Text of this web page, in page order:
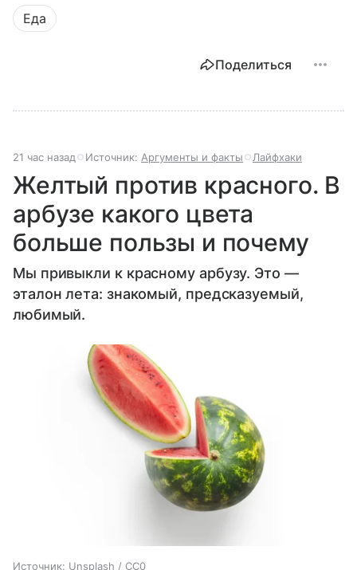
Еда
Поделиться
21 час назад Источник: Аргументы и факты Лайфхаки
Желтый против красного. В
арбузе какого цвета
больше пользы и почему
Мы привыкли к красному арбузу. Это —
эталон лета: знакомый, предсказуемый,
любимый.
Источник: Unsplash / CC0